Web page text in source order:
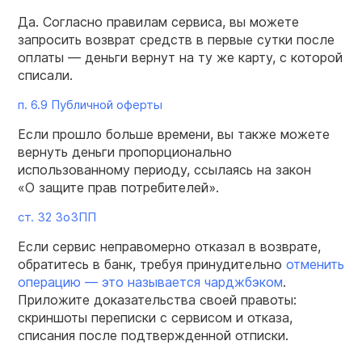
Да. Согласно правилам сервиса, вы можете
запросить возврат средств в первые сутки после
оплаты — деньги вернут на ту же карту, с которой
списали.
п. 6.9 Публичной оферты
Если прошло больше времени, вы также можете
вернуть деньги пропорционально
использованному периоду, ссылаясь на закон
«О защите прав потребителей».
ст. 32 ЗоЗПП
Если сервис неправомерно отказал в возврате,
обратитесь в банк, требуя принудительно отменить
операцию — это называется чарджбэком.
Приложите доказательства своей правоты:
скриншоты переписки с сервисом и отказа,
списания после подтвержденной отписки.